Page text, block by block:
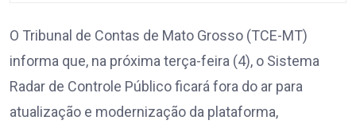
O Tribunal de Contas de Mato Grosso (TCE-MT)
informa que, na próxima terça-feira (4), o Sistema
Radar de Controle Público ficará fora do ar para
atualização e modernização da plataforma,